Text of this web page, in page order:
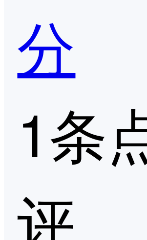
分
1条
评